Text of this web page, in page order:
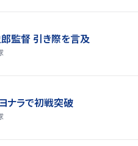
監督 引き際を言及
ナラで初戦突破